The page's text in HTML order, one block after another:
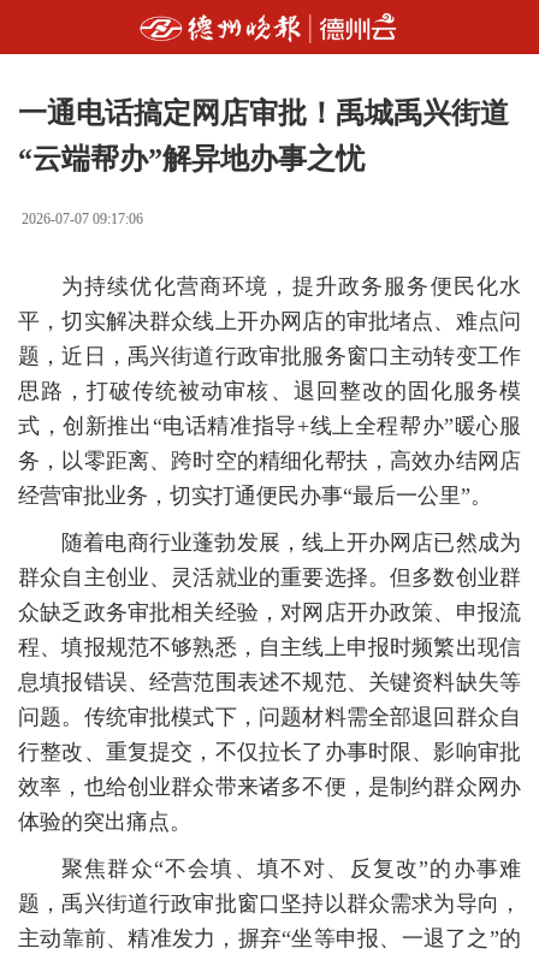
一通电话搞定网店审批！禹城禹兴街道
“云端帮办”解异地办事之忧
2026-07-07 09:17:06
为持续优化营商环境，提升政务服务便民化水
平，切实解决群众线上开办网店的审批堵点、难点问
题，近日，禹兴街道行政审批服务窗口主动转变工作
思路，打破传统被动审核、退回整改的固化服务模
式，创新推出“电话精准指导+线上全程帮办”暖心服
务，以零距离、跨时空的精细化帮扶，高效办结网店
经营审批业务，切实打通便民办事“最后一公里”。
随着电商行业蓬勃发展，线上开办网店已然成为
群众自主创业、灵活就业的重要选择。但多数创业群
众缺乏政务审批相关经验，对网店开办政策、申报流
程、填报规范不够熟悉，自主线上申报时频繁出现信
息填报错误、经营范围表述不规范、关键资料缺失等
问题。传统审批模式下，问题材料需全部退回群众自
行整改、重复提交，不仅拉长了办事时限、影响审批
效率，也给创业群众带来诸多不便，是制约群众网办
体验的突出痛点。
聚焦群众“不会填、填不对、反复改”的办事难
题，禹兴街道行政审批窗口坚持以群众需求为导向，
主动靠前、精准发力，摒弃“坐等申报、一退了之”的